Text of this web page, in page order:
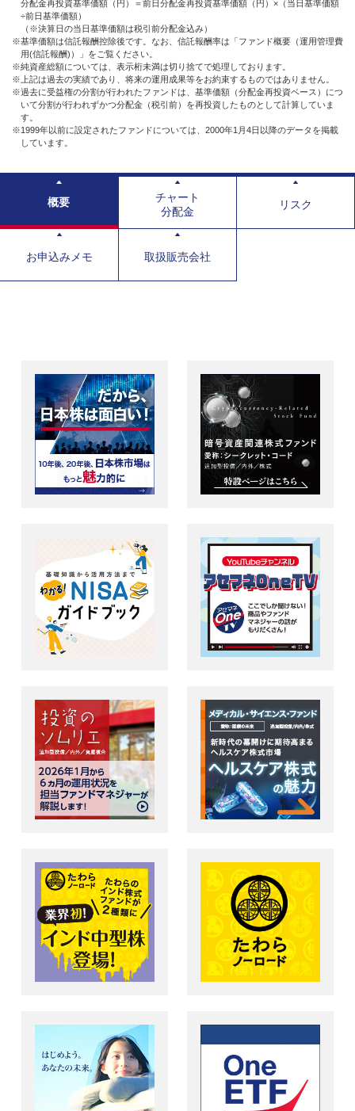
分配金再投資基準価額（円）＝前日分配金再投資基準価額（円）×（当日基準価額
÷前日基準価額）
（※決算日の当日基準価額は税引前分配金込み）
※基準価額は信託報酬控除後です。なお、信託報酬率は「ファンド概要（運用管理費
用(信託報酬)）」をご覧ください。
※純資産総額については、表示桁未満は切り捨てで処理しております。
※上記は過去の実績であり、将来の運用成果等をお約束するものではありません。
※過去に受益権の分割が行われたファンドは、基準価額（分配金再投資ベース）につ
いて分割が行われずかつ分配金（税引前）を再投資したものとして計算していま
す。
※1999年以前に設定されたファンドについては、2000年1月4日以降のデータを掲載
しています。
概要
チャート
分配金
リスク
お申込みメモ 取扱販売会社